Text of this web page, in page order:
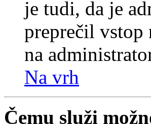
je tudi, da je
preprečil vstop
na
Na vrh
Čemu služi